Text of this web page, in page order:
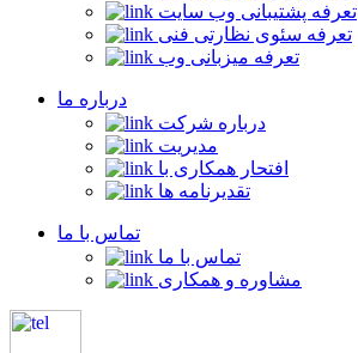
تعرفه پشتیبانی وب سایت
تعرفه سئوی نظارتی فنی
تعرفه میزبانی وب
درباره ما
درباره شرکت
مدیریت
افتحار همکاری با
تقدیرنامه ها
تماس با ما
تماس با ما
مشاوره و همکاری